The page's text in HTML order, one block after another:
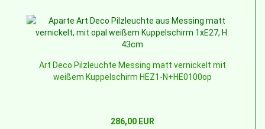
Art Deco Pilzleuchte Messing matt vernickelt mit
weißem Kuppelschirm HEZ1-N+HE0100op
286,00 EUR